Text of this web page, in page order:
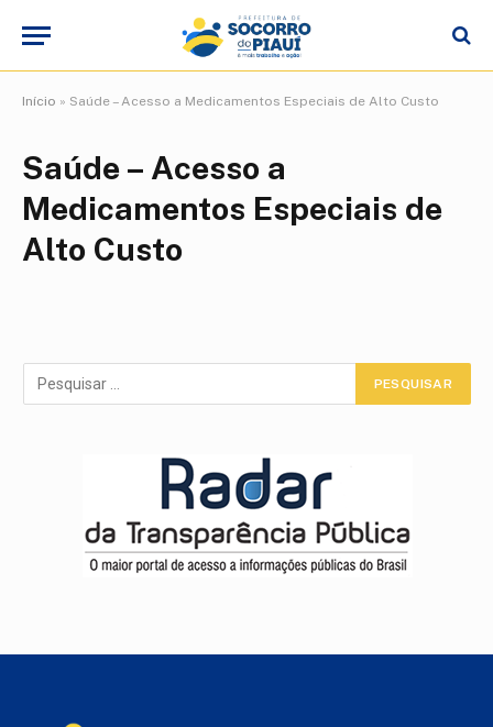
Início » Saúde – Acesso a Medicamentos Especiais de Alto Custo
Saúde – Acesso a
Medicamentos Especiais de
Alto Custo